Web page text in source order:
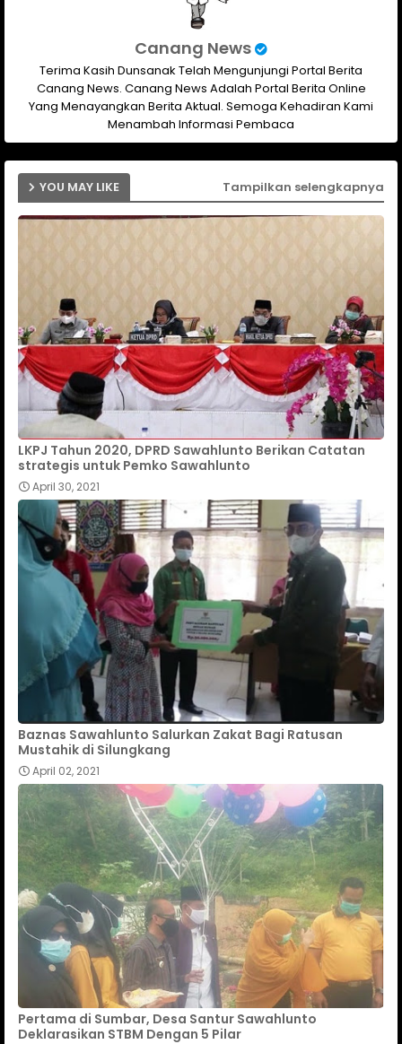
Canang News
Terima Kasih Dunsanak Telah Mengunjungi Portal Berita
Canang News. Canang News Adalah Portal Berita Online
Yang Menayangkan Berita Aktual. Semoga Kehadiran Kami
Menambah Informasi Pembaca
YOU MAY LIKE Tampilkan selengkapnya
LKPJ Tahun 2020, DPRD Sawahlunto Berikan Catatan
strategis untuk Pemko Sawahlunto
April 30, 2021
Baznas Sawahlunto Salurkan Zakat Bagi Ratusan
Mustahik di Silungkang
April 02, 2021
Pertama di Sumbar, Desa Santur Sawahlunto
Deklarasikan STBM Dengan 5 Pilar